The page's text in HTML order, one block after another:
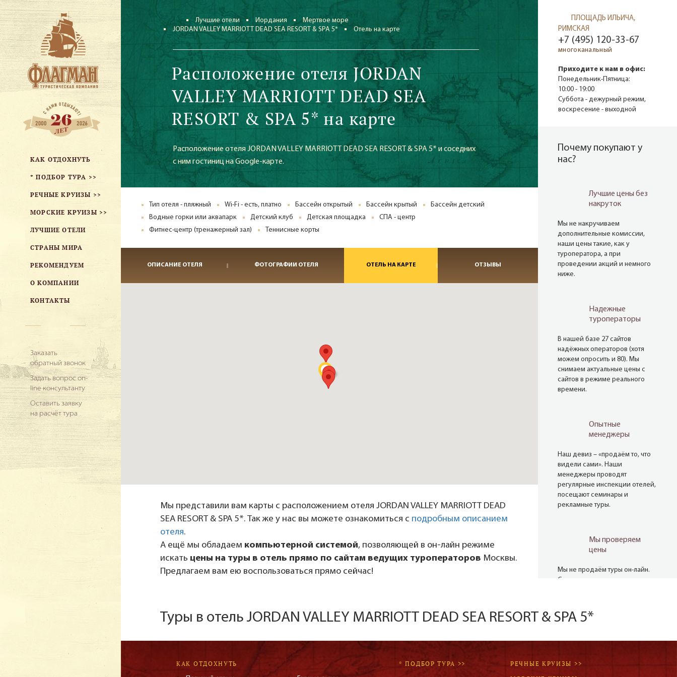
КАК ОТДОХНУТЬ
* ПОДБОР ТУРА >>
РЕЧНЫЕ КРУИЗЫ >>
МОРСКИЕ КРУИЗЫ >>
ЛУЧШИЕ ОТЕЛИ
СТРАНЫ МИРА
РЕКОМЕНДУЕМ
О КОМПАНИИ
КОНТАКТЫ
Заказать
обратный звонок
Задать вопрос on-
line консультанту
Оставить заявку
на расчёт тура
Лучшие отели Иордания
Мертвое море
JORDAN VALLEY MARRIOTT DEAD SEA RESORT & SPA 5*
Отель на карте
Расположение отеля JORDAN
VALLEY MARRIOTT DEAD SEA
RESORT & SPA 5* на карте
Расположение отеля JORDAN VALLEY MARRIOTT DEAD SEA RESORT & SPA 5* и соседних
с ним гостиниц на Google-карте.
Тип отеля - пляжный Wi-Fi - есть, платно Бассейн открытый Бассейн крытый
Бассейн детский
Водные горки или аквапарк
Детский клуб Детская площадка
СПА - центр
Фитнес-центр (тренажерный зал)
Теннисные корты
ОПИСАНИЕ ОТЕЛЯ ФОТОГРАФИИ ОТЕЛЯ ОТЕЛЬ НА КАРТЕ ОТЗЫВЫ
Мы представили вам карты с расположением отеля JORDAN VALLEY MARRIOTT DEAD
SEA RESORT & SPA 5*. Так же у нас вы можете ознакомиться с подробным описанием
отеля.
А ещё мы обладаем компьютерной системой, позволяющей в он-лайн режиме
искать цены на туры в отель прямо по сайтам ведущих туроператоров Москвы.
Предлагаем вам ею воспользоваться прямо сейчас!
ПЛОЩАДЬ ИЛЬИЧА,
РИМСКАЯ
+7 (495) 120-33-67
многоканальный
Приходите к нам в офис:
Понедельник-Пятница:
10:00 - 19:00
Суббота - дежурный режим,
воскресение - выходной
Почему покупают у
нас?
Лучшие цены без
накруток
Мы не накручиваем
дополнительные комиссии,
наши цены такие, как у
туроператора, а при
проведении акций и немного
ниже.
Надежные
туроператоры
В нашей базе 27 сайтов
надёжных операторов (хотя
можем опросить и 80). Мы
снимаем актуальные цены с
сайтов в режиме реального
времени.
Опытные
менеджеры
Наш девиз – «продаём то, что
видели сами». Наши
менеджеры проводят
регулярные инспекции отелей,
посещают семинары и
рекламные туры.
Мы проверяем
цены
Мы не продаём туры он-лайн.
Сначала наш менеджер
это связывается с клиентом.
Да! Это не современно, но зато
Туры в отель JORDAN VALLEY MARRIOTT DEAD SEA RESORT & SPA 5*
КАК ОТДОХНУТЬ
* ПОДБОР ТУРА >>
РЕЧНЫЕ КРУИЗЫ >>